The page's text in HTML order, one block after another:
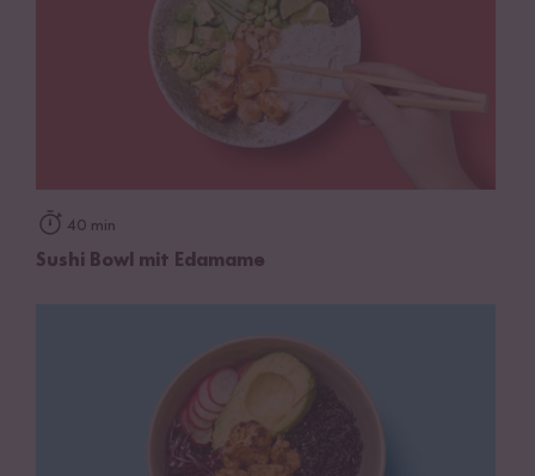
40 min
Sushi Bowl mit Edamame